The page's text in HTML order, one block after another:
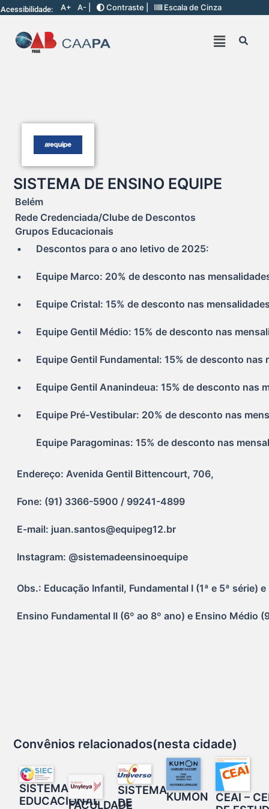
Acessibilidade: A+ A- | Contraste | Escala de Cinza
SISTEMA DE ENSINO EQUIPE
Belém
Rede Credenciada/Clube de Descontos
Grupos Educacionais
•	Descontos para o ano letivo de 2025:
•	Equipe Marco: 20% de desconto nas
•	Equipe Cristal: 15% de desconto nas
•	Equipe Gentil Médio: 15% de desconto nas
•	Equipe Gentil Fundamental: 15% de desconto
•	Equipe Gentil Ananindeua: 15% de desconto
•	Equipe Pré-Vestibular: 20% de desconto nas
Equipe Paragominas: 15% de desconto nas
Endereço: Avenida Gentil Bittencourt, 706,
Fone: (91) 3366-5900 / 99241-4899
E-mail: juan.santos@equipeg12.br
Instagram: @sistemadeensinoequipe
Obs.: Educação Infantil, Fundamental I (1ª e 5ª série) e
Ensino Fundamental II (6º ao 8º ano) e Ensino Médio
Convênios relacionados(nesta cidade)
SISTEMA
EDUCACIONALFACULDADE
SISTEMA
DE
KUMON
CEAI –